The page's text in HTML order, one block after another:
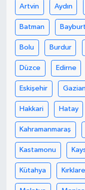
Artvin Aydın
Batman Bayburt
Bolu Burdur
Düzce Edirne
Eskişehir
Hakkari Hatay
Kahramanmaraş
Kastamonu
Kütahya